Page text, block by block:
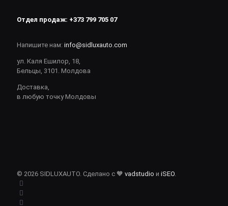
Отдел продаж: +373 799 705 07
Напишите нам: info@sidluxauto.com
ул. Каля Ешилор, 18,
Бельцы, 3101. Молдова
Доставка,
в любую точку Молдовы
© 2026 SIDLUXAUTO. Сделано с 🧡 vadstudio и iSEO